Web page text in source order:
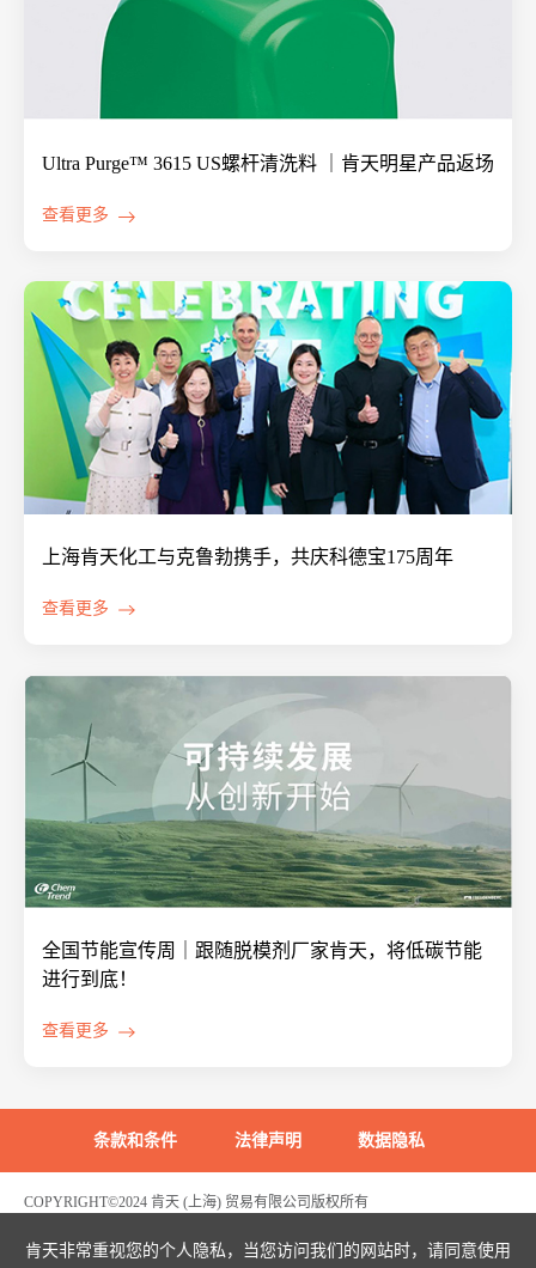
肯天非常重视您的个人隐私，当您访问我们的网站时，请同意使用
Ultra Purge™ 3615 US螺杆清洗料 ｜肯天明星产品返场
查看更多
上海肯天化工与克鲁勃携手，共庆科德宝175周年
查看更多
全国节能宣传周｜跟随脱模剂厂家肯天，将低碳节能
进行到底！
查看更多
条款和条件 法律声明 数据隐私
COPYRIGHT©2024 肯天 (上海) 贸易有限公司版权所有
危险化学品生产经营许可证编号：沪(浦)应急管危经许[2021]200596(FY)